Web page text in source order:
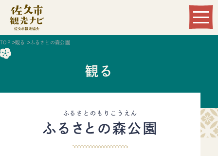
Language
TOP 観る ふるさとの森公園
観る
ふるさとのもりこうえん
ふるさとの森公園